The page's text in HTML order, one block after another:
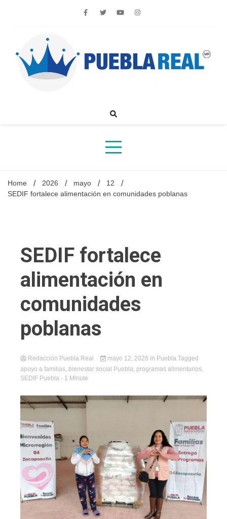
Noticias de actualidad de Puebla, México y el mundo
Home 2026 mayo
12
SEDIF fortalece alimentación en comunidades poblanas
SEDIF fortalece
alimentación en
comunidades
poblanas
Redacción Puebla Real mayo 12, 2026 in Puebla Tagged
apoyo a familias, bienestar social Puebla, programas alimentarios,
SEDIF Puebla - 1 Minute